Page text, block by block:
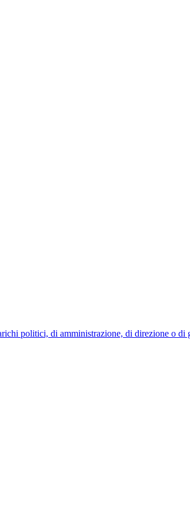
politici, di amministrazione, di direzione o di